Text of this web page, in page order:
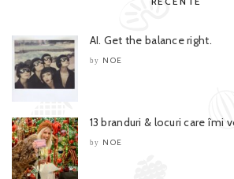
AI. Get the balance right.
by NOE
13 branduri & locuri care îmi
by NOE